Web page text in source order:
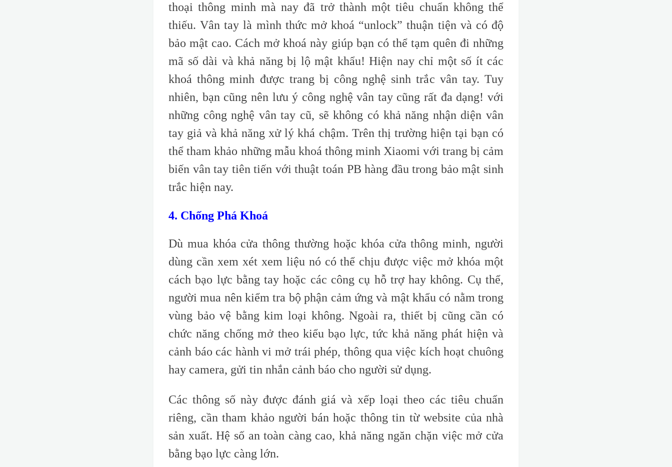
thoại thông minh mà nay đã trở thành một tiêu chuẩn không thể
thiếu. Vân tay là mình thức mở khoá “unlock” thuận tiện và có độ
bảo mật cao. Cách mở khoá này giúp bạn có thể tạm quên đi những
mã số dài và khả năng bị lộ mật khẩu! Hiện nay chỉ một số ít các
khoá thông minh được trang bị công nghệ sinh trắc vân tay. Tuy
nhiên, bạn cũng nên lưu ý công nghệ vân tay cũng rất đa dạng! với
những công nghệ vân tay cũ, sẽ không có khả năng nhận diện vân
tay giả và khả năng xử lý khá chậm. Trên thị trường hiện tại bạn có
thể tham khảo những mẫu khoá thông minh Xiaomi với trang bị cảm
biến vân tay tiên tiến với thuật toán PB hàng đầu trong bảo mật sinh
trắc hiện nay.
4. Chống Phá Khoá
Dù mua khóa cửa thông thường hoặc khóa cửa thông minh, người
dùng cần xem xét xem liệu nó có thể chịu được việc mở khóa một
cách bạo lực bằng tay hoặc các công cụ hỗ trợ hay không. Cụ thể,
người mua nên kiểm tra bộ phận cảm ứng và mật khẩu có nằm trong
vùng bảo vệ bằng kim loại không. Ngoài ra, thiết bị cũng cần có
chức năng chống mở theo kiểu bạo lực, tức khả năng phát hiện và
cảnh báo các hành vi mở trái phép, thông qua việc kích hoạt chuông
hay camera, gửi tin nhắn cảnh báo cho người sử dụng.
Các thông số này được đánh giá và xếp loại theo các tiêu chuẩn
riêng, cần tham khảo người bán hoặc thông tin từ website của nhà
sản xuất. Hệ số an toàn càng cao, khả năng ngăn chặn việc mở cửa
bằng bạo lực càng lớn.